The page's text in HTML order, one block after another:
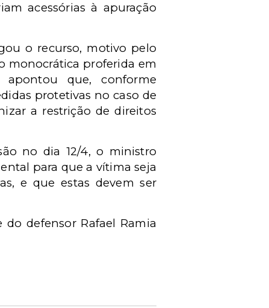
acessórias à apuração
o recurso, motivo pelo
monocrática proferida em
que, conforme
protetivas no caso de
a restrição de direitos
no dia 12/4, o ministro
para que a vítima seja
e que estas devem ser
defensor Rafael Ramia